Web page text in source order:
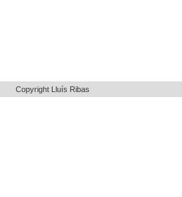
Copyright Lluís Ribas